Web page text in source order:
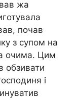
жа
почав
з супом на
очима. Цим
обзивати
і